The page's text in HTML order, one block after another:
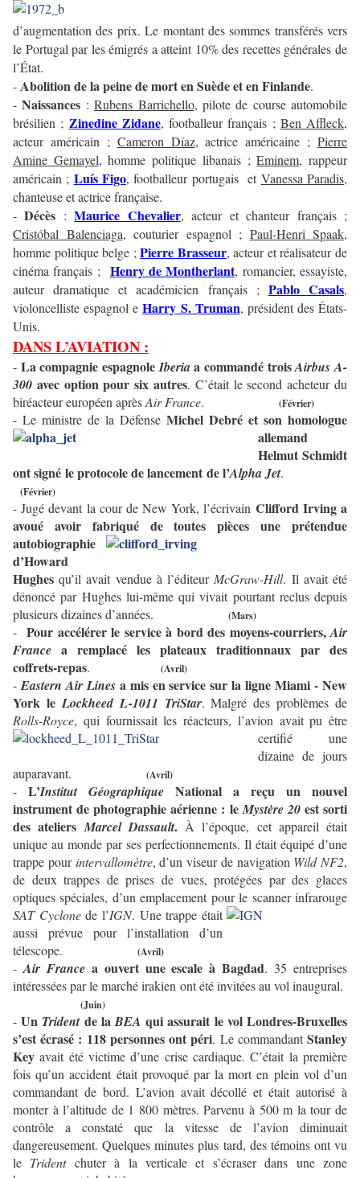
d’augmentation des prix. Le montant des sommes transférés vers
le Portugal par les émigrés a atteint 10% des recettes générales de
l’État.
-Abolition de la peine de mort en Suède et en Finlande.
-Naissances :Rubens Barrichello, pilote de course automobile
brésilien ; Zinedine Zidane, footballeur français ; Ben Affleck,
acteur américain ; Cameron Díaz, actrice américaine ; Pierre
Amine Gemayel, homme politique libanais ;Eminem, rappeur
américain ; Luís Figo, footballeur portugais et Vanessa Paradis,
chanteuse et actrice française.
-Décès :Maurice Chevalier, acteur et chanteur français ;
Cristóbal Balenciaga, couturier espagnol ; Paul-Henri Spaak,
homme politique belge ;Pierre Brasseur, acteur et réalisateur de
cinéma français ;
Henry de Montherlant, romancier, essayiste,
auteur dramatique et académicien français ; Pablo Casals,
violoncelliste espagnol eHarry S. Truman, président des États-
Unis.
DANS L’AVIATION :
- La compagnie espagnoleIberiaa commandé troisAirbus A-
300 avec option pour six autres. C’était le second acheteur du
biréacteur européen aprèsAir France. (Février)
- Le ministre de la Défense Michel Debré et son homologue
allemand
Helmut Schmidt
ont signé le protocole de lancement de l’Alpha Jet.
(Février)
- Jugé devant la cour de New York, l’écrivain Clifford Irving a
avoué avoir fabriqué de toutespièces une prétendue
autobiographie
d’Howard
Hughesqu’il avait vendue à l’éditeur McGraw-Hill. Il avait été
dénoncé par Hughes lui-même qui vivait pourtant reclus depuis
plusieurs dizaines d’années.
(Mars)
- Pour accélérer le service à bord des moyens-courriers,Air
France a remplacé les plateaux traditionnaux par des
coffrets-repas. (Avril)
- Eastern Air Linesa mis en service sur la ligne Miami - New
York leLockheed L-1011 TriStar. Malgré des problèmes de
Rolls-Royce, qui fournissait les réacteurs, l’avion avait pu être
certifié une
dizaine de jours
auparavant.
(Avril)
- L’Institut Géographique National a reçu un nouvel
instrument de photographie aérienne : leMystère 20est sorti
des ateliersMarcel Dassault.À l’époque, cet appareil était
unique au monde par ses perfectionnements. Il était équipé d’une
trappe pour intervallomètre, d’un viseur de navigation Wild NF2,
de deux trappes de prises de vues, protégées par des glaces
optiques spéciales, d’un emplacement pour le scanner infrarouge
SAT Cyclonede l’IGN. Une trappe était
aussi prévue pour l’installation d’un
télescope.
(Avril)
- Air Francea ouvert une escale à Bagdad. 35 entreprises
intéressées par le marché irakien ont été invitées au vol inaugural.
(Juin)
-Un Tridentde laBEA qui assurait le vol Londres-Bruxelles
s’est écrasé : 118 personnes ont péri. Le commandantStanley
Key avait été victime d’une crise cardiaque. C’était la première
fois qu’un accident était provoqué par la mort en plein vol d’un
commandant de bord. L’avion avait décollé et était autorisé à
monter à l’altitude de 1 800 mètres. Parvenu à 500 m la tour de
contrôle a constaté que la vitesse de l’avion diminuait
dangereusement. Quelques minutes plus tard, des témoins ont vu
le Tridentchuter à la verticale et s’écraser dans une zone